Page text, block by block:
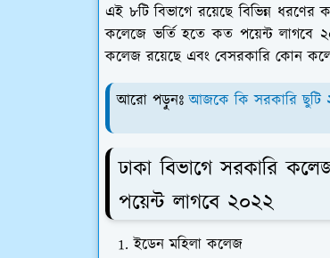
এই ৮টি বিভাগে রয়েছে বিভিন্ন
কলেজে ভর্তি হতে কত পয়েন্ট লাগবে
কলেজ রয়েছে এবং বেসরকারি কোন
আরো পড়ুনঃআজকে কি সরকারি ছুটি
ঢাকা বিভাগে সরকারি
পয়েন্ট লাগবে ২০২২
ইডেন মহিলা কলেজ